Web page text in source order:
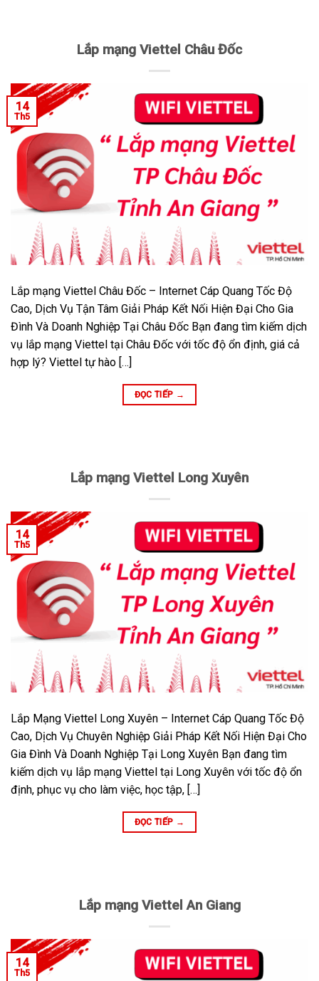
Lắp mạng Viettel Châu Đốc
14
Th5
Lắp mạng Viettel Châu Đốc – Internet Cáp Quang Tốc Độ
Cao, Dịch Vụ Tận Tâm Giải Pháp Kết Nối Hiện Đại Cho Gia
Đình Và Doanh Nghiệp Tại Châu Đốc Bạn đang tìm kiếm dịch
vụ lắp mạng Viettel tại Châu Đốc với tốc độ ổn định, giá cả
hợp lý? Viettel tự hào […]
ĐỌC TIẾP →
Lắp mạng Viettel Long Xuyên
14
Th5
Lắp Mạng Viettel Long Xuyên – Internet Cáp Quang Tốc Độ
Cao, Dịch Vụ Chuyên Nghiệp Giải Pháp Kết Nối Hiện Đại Cho
Gia Đình Và Doanh Nghiệp Tại Long Xuyên Bạn đang tìm
kiếm dịch vụ lắp mạng Viettel tại Long Xuyên với tốc độ ổn
định, phục vụ cho làm việc, học tập, […]
ĐỌC TIẾP →
Lắp mạng Viettel An Giang
14
Th5